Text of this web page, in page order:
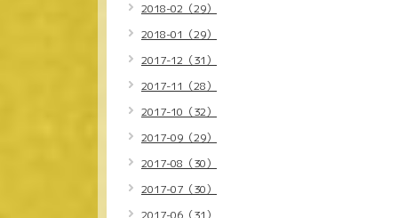
2018-02（29）
2018-01（29）
2017-12（31）
2017-11（28）
2017-10（32）
2017-09（29）
2017-08（30）
2017-07（30）
2017-06（31）